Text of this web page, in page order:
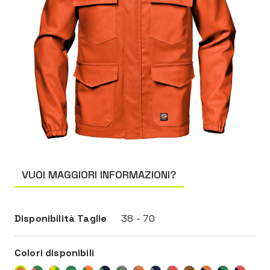
VUOI MAGGIORI INFORMAZIONI?
Disponibilità Taglie 38 - 70
Colori disponibili